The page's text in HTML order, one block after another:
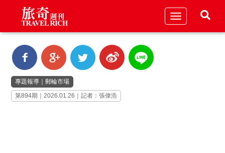
Toggle
專題報導 ｜郵輪市場
第894期｜2026.01.26｜記者：張偉浩